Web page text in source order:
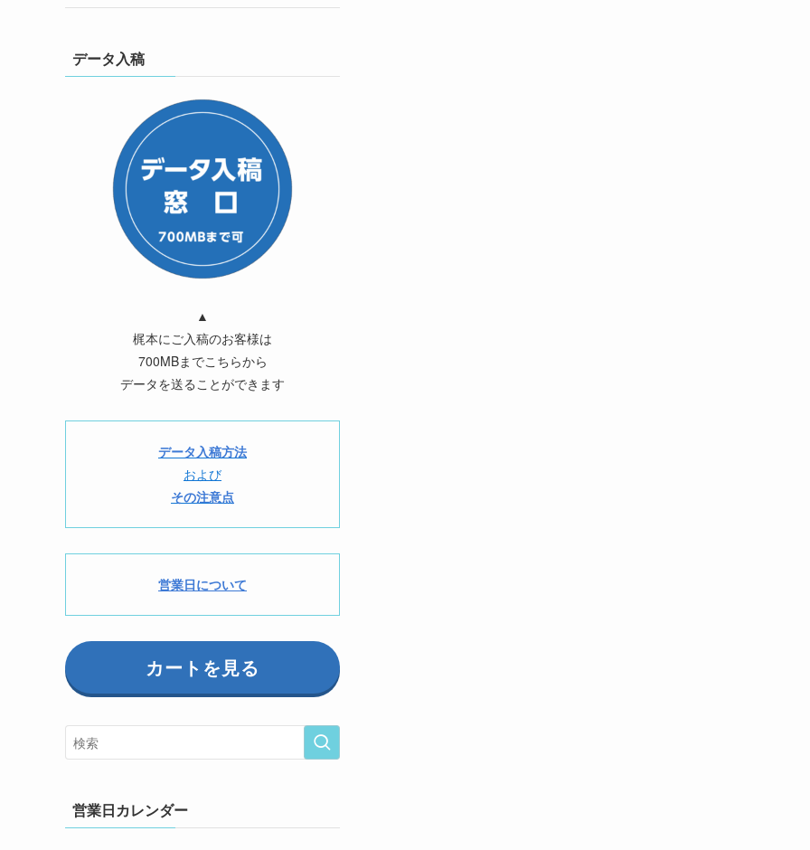
データ入稿
▲
梶本にご入稿のお客様は
700MBまでこちらから
データを送ることができます
データ入稿方法
および
その注意点
営業日について
カートを見る
営業日カレンダー